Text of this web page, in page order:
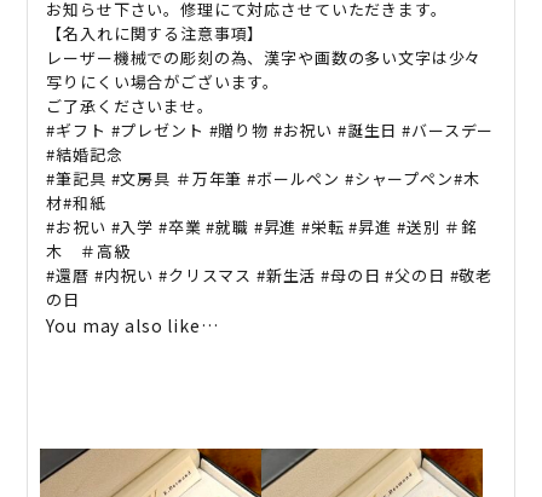
お知らせ下さい。修理にて対応させていただきます。
【名入れに関する注意事項】
レーザー機械での彫刻の為、漢字や画数の多い文字は少々
写りにくい場合がございます。
ご了承くださいませ。
#ギフト #プレゼント #贈り物 #お祝い #誕生日 #バースデー
#結婚記念
#筆記具 #文房具 ＃万年筆 #ボールペン #シャープペン#木
材#和紙
#お祝い #入学 #卒業 #就職 #昇進 #栄転 #昇進 #送別 ＃銘
木 ＃高級
#還暦 #内祝い #クリスマス #新生活 #母の日 #父の日 #敬老
の日
You may also like…